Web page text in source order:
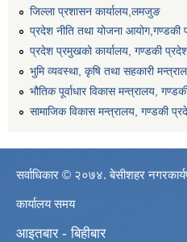
जिल्ला प्रशासन कार्यालय,लमजुङ
प्रदेश नीति तथा योजना आयोग,गण्डकी
प्रदेश प्रमुखको कार्यालय, गण्डकी
भुमि व्यवस्था, कृषि तथा सहकारी
भौतिक पूर्वाधार विकास मन्त्रालय,
सामाजिक विकास मन्त्रालय, गण्डकी
सर्वाधिकार © २०७४. बेसीशहर
कार्यालय समय
आइतबार - बिहीबार